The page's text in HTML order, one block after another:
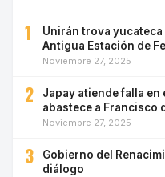
1
Unirán trova
Antigua Estación de
Noviembre 27, 2025
2
Japay atiende falla
abastece a Francisco
Noviembre 27, 2025
3
Gobierno del
diálogo